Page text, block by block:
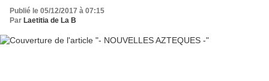
Publié le 05/12/2017 à 07:15
Par Laetitia de La B